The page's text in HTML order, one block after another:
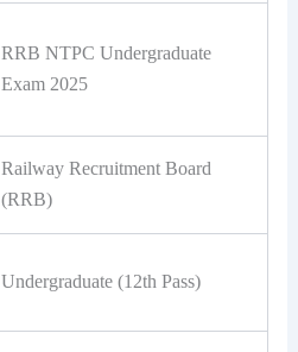
RRB NTPC Undergraduate
Exam 2025
Railway Recruitment Board
(RRB)
Undergraduate (12th Pass)